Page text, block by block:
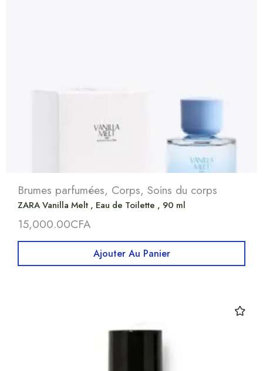
Brumes parfumées, Corps, Soins du corps
ZARA Vanilla Melt , Eau de Toilette , 90 ml
15,000.00CFA
Ajouter Au Panier